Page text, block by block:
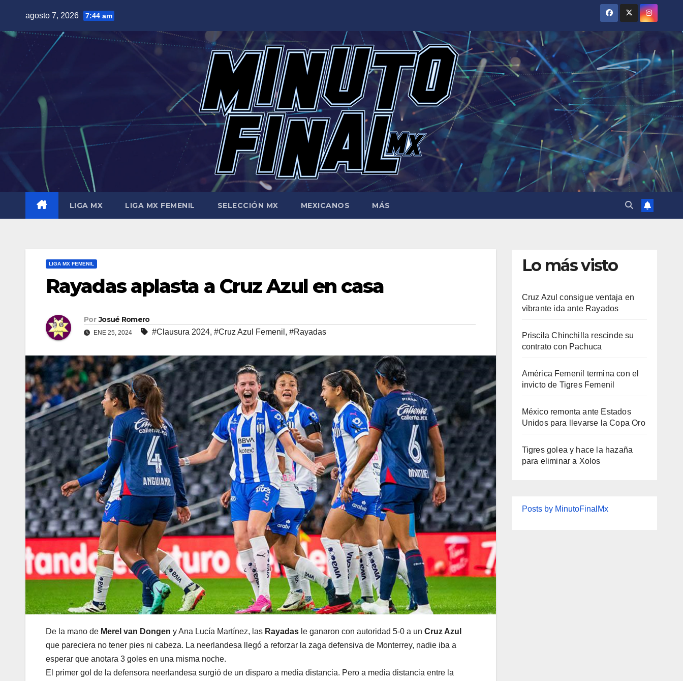
contenido
agosto 7, 2026 7:44 am
LIGA MX LIGA MX FEMENIL SELECCIÓN MX MEXICANOS MÁS
LIGA MX FEMENIL
Rayadas aplasta a Cruz Azul en casa
Por Josué Romero
ENE 25, 2024 #Clausura 2024, #Cruz Azul Femenil , #Rayadas
De la mano de Merel van Dongen y Ana Lucía Martínez, las Rayadas le ganaron con autoridad 5-0 a un Cruz Azul
que pareciera no tener pies ni cabeza. La neerlandesa llegó a reforzar la zaga defensiva de Monterrey, nadie iba a
esperar que anotara 3 goles en una misma noche.
El primer gol de la defensora neerlandesa surgió de un disparo a media distancia. Pero a media distancia entre la
Lo más visto
Cruz Azul consigue ventaja en
vibrante ida ante Rayados
Priscila Chinchilla rescinde su
contrato con Pachuca
América Femenil termina con el
invicto de Tigres Femenil
México remonta ante Estados
Unidos para llevarse la Copa Oro
Tigres golea y hace la hazaña
para eliminar a Xolos
Posts by MinutoFinalMx